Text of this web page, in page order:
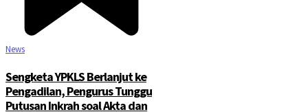
News
Sengketa YPKLS Berlanjut ke
Pengadilan, Pengurus Tunggu
Putusan Inkrah soal Akta dan